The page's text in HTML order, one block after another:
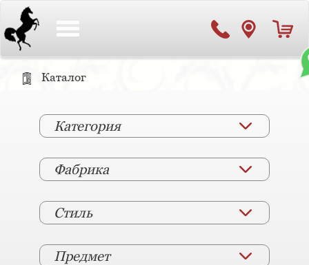
Каталог
Категория
Фабрика
Стиль
Предмет